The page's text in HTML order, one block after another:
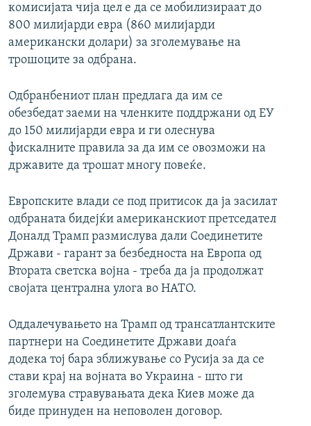
комисијата чија цел е да се мобилизираат до
800 милијарди евра (860 милијарди
американски долари) за зголемување на
трошоците за одбрана.
Одбранбениот план предлага да им се
обезбедат заеми на членките поддржани од ЕУ
до 150 милијарди евра и ги олеснува
фискалните правила за да им се овозможи на
државите да трошат многу повеќе.
Европските влади се под притисок да ја засилат
одбраната бидејќи американскиот претседател
Доналд Трамп размислува дали Соединетите
Држави - гарант за безбедноста на Европа од
Втората светска војна - треба да ја продолжат
својата централна улога во НАТО.
Оддалечувањето на Трамп од трансатлантските
партнери на Соединетите Држави доаѓа
додека тој бара зближување со Русија за да се
стави крај на војната во Украина - што ги
зголемува стравувањата дека Киев може да
биде принуден на неповолен договор.